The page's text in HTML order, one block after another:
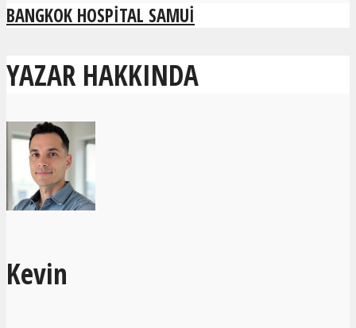
BANGKOK HOSPITAL SAMUI
YAZAR HAKKINDA
Kevin